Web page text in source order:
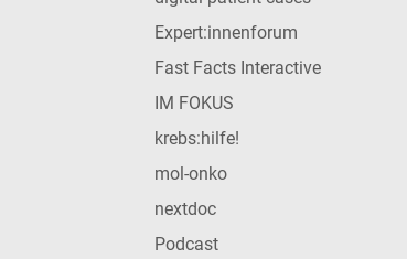
Expert:innenforum
Fast Facts Interactive
IM FOKUS
krebs:hilfe!
mol-onko
nextdoc
Podcast